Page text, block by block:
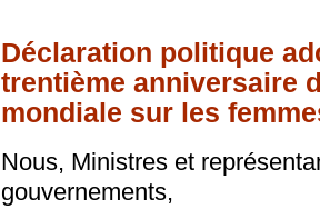
Déclaration politique
trentième anniversaire
mondiale sur les
Nous, Ministres et
gouvernements,